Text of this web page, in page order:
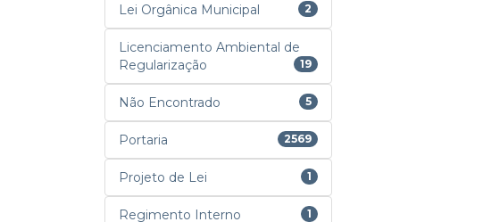
Lei Orgânica Municipal 2
Licenciamento Ambiental de
Regularização
19
Não Encontrado 5
Portaria 2569
Projeto de Lei 1
Regimento Interno 1